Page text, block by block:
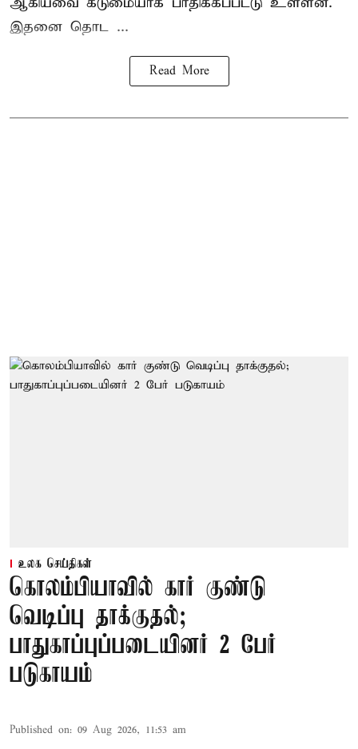
இதனை தொட ...
Read More
உலக செய்திகள்
கொலம்பியாவில் கார் குண்டு
வெடிப்பு தாக்குதல்;
பாதுகாப்புப்படையினர் 2 பேர்
படுகாயம்
Published on: 09 Aug 2026, 11:53 am